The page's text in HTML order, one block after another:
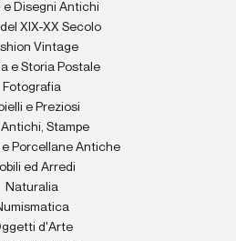
e Disegni Antichi
XIX-XX Secolo
Vintage
e Storia Postale
Fotografia
e Preziosi
Antichi, Stampe
Porcellane Antiche
ed Arredi
Naturalia
d'Arte